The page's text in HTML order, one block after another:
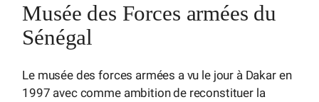
Musée des Forces armées du
Sénégal
Le musée des forces armées a vu le jour à Dakar en
1997 avec comme ambition de reconstituer la